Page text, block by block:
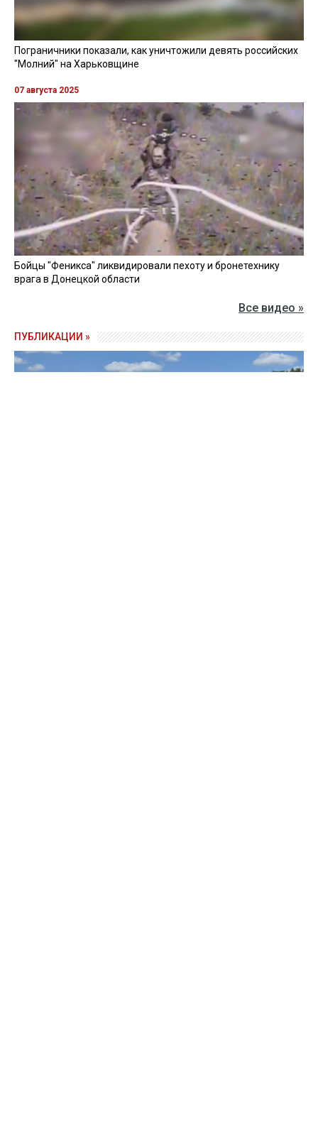
Пограничники показали, как уничтожили девять российских
"Молний" на Харьковщине
07 августа 2025
Бойцы "Феникса" ликвидировали пехоту и бронетехнику
врага в Донецкой области
Все видео »
ПУБЛИКАЦИИ »